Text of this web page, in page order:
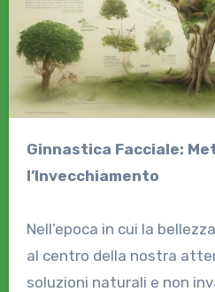
Ginnastica Facciale: Metodi Naturali Contro
l’Invecchiamento
Nell’epoca in cui la
al centro della nostra
soluzioni naturali e non